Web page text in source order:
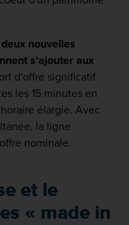
nouvelles
s'ajouter aux
d'offre significatif
les 15 minutes en
élargie. Avec
la ligne
nominale.
et le
« made in